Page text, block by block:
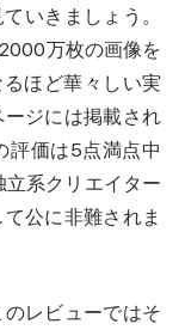
いきましょう。
万枚の画像を
ほど華々しい実
ジには掲載され
評価は5点満点中
系クリエイター
公に非難されま
レビューではそ